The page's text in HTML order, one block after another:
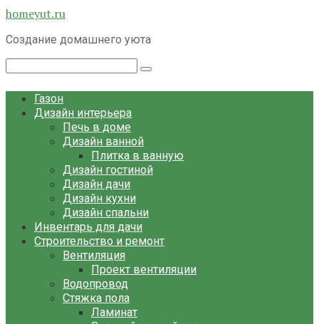
Перейти
контенту
homeyut.ru
Создание домашнего уюта
Газон
Дизайн интерьера
Печь в доме
Дизайн ванной
Плитка в ванную
Дизайн гостиной
Дизайн дачи
Дизайн кухни
Дизайн спальни
Инвентарь для дачи
Строительство и ремонт
Вентиляция
Проект вентиляции
Водопровод
Стяжка пола
Ламинат